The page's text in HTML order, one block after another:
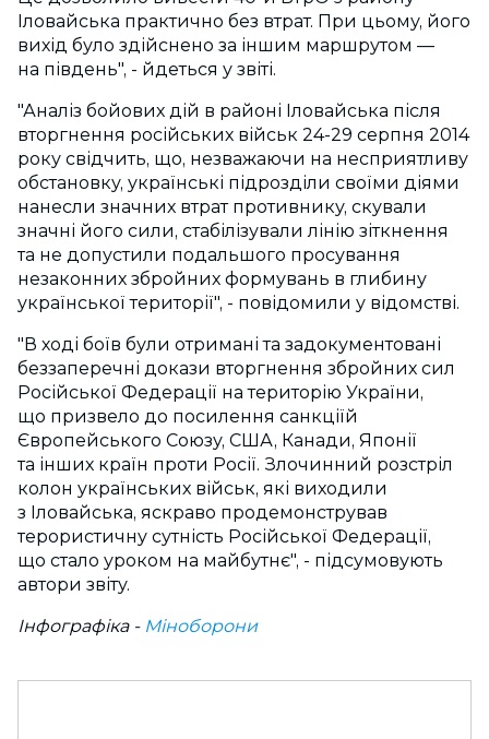
Іловайська практично без втрат. При цьому, його
вихід було здійснено за іншим маршрутом —
на південь", - йдеться у звіті.
"Аналіз бойових дій в районі Іловайська після
вторгнення російських військ 24-29 серпня 2014
року свідчить, що, незважаючи на несприятливу
обстановку, українські підрозділи своїми діями
нанесли значних втрат противнику, скували
значні його сили, стабілізували лінію зіткнення
та не допустили подальшого просування
незаконних збройних формувань в глибину
української території", - повідомили у відомстві.
"В ході боїв були отримані та задокументовані
беззаперечні докази вторгнення збройних сил
Російської Федерації на територію України,
що призвело до посилення санкціїй
Європейського Союзу, США, Канади, Японії
та інших країн проти Росії. Злочинний розстріл
колон українських військ, які виходили
з Іловайська, яскраво продемонстрував
терористичну сутність Російської Федерації,
що стало уроком на майбутнє", - підсумовують
автори звіту.
Інфографіка - Міноборони